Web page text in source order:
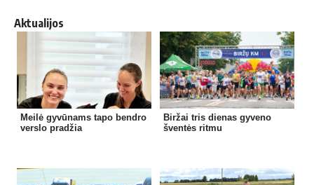
Aktualijos
Meilė gyvūnams tapo bendro
verslo pradžia
Biržai tris dienas gyveno
šventės ritmu